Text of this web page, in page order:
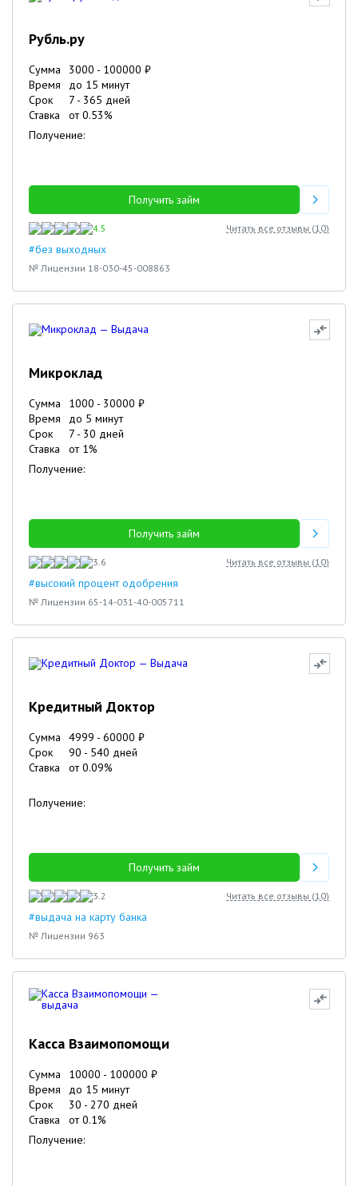
Рубль.ру
Сумма 3000 - 100000 ₽
Время
до 15 минут
Срок
7 - 365 дней
Ставка
от0.53%
Получение:
Получить займ
4.5 Читать все отзывы (10)
#без выходных
№ Лицензии 18-030-45-008863
Микроклад
Сумма 1000 - 30000 ₽
Время
до 5 минут
Срок
7 - 30 дней
Ставка
от 1%
Получение:
Получить займ
3.6 Читать все отзывы (10)
#высокий процент одобрения
№ Лицензии 65-14-031-40-005711
Кредитный Доктор
Сумма 4999 - 60000 ₽
Срок
90 - 540 дней
Ставка
от0.09%
Получение:
Получить займ
3.2 Читать все отзывы (10)
#выдача на карту банка
№ Лицензии 963
Касса Взаимопомощи
Сумма 10000 - 100000 ₽
Время
до 15 минут
Срок
30 - 270 дней
Ставка
от0.1%
Получение: